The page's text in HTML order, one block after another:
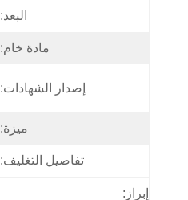
البعد:
مادة خام:
إصدار الشهادات:
ميزة:
تفاصيل التغليف:
إبراز: